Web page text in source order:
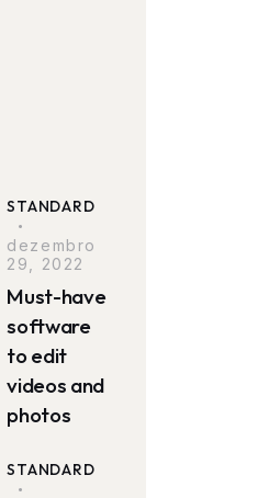
STANDARD
dezembro
29, 2022
Must-have
software
to edit
videos and
photos
STANDARD